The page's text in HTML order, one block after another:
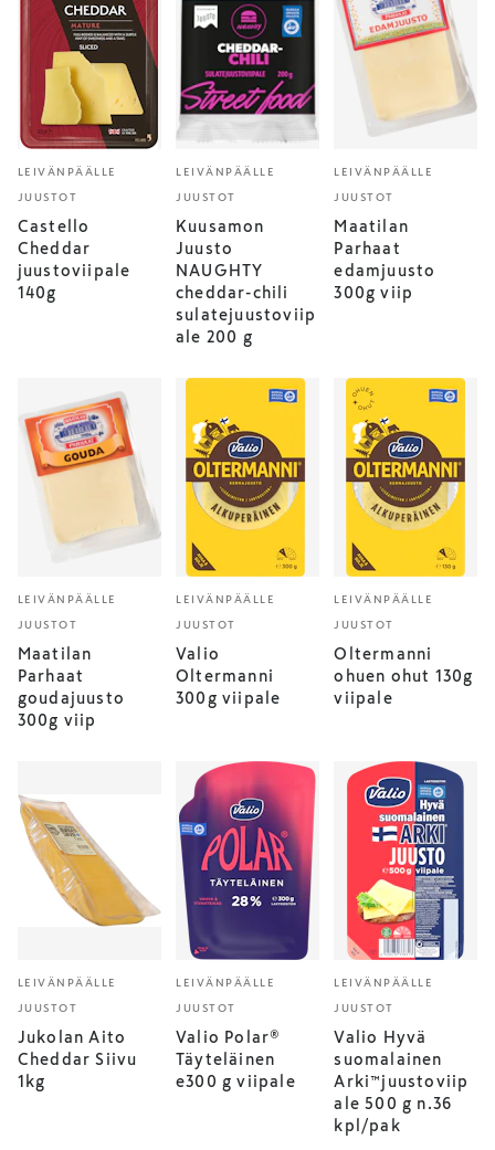
LEIVÄNPÄÄLLE
JUUSTOT
Castello
Cheddar
juustoviipale
140g
LEIVÄNPÄÄLLE
JUUSTOT
Kuusamon
Juusto
NAUGHTY
cheddar-chili
sulatejuustoviip
ale 200 g
LEIVÄNPÄÄLLE
JUUSTOT
Maatilan
Parhaat
edamjuusto
300g viip
LEIVÄNPÄÄLLE
JUUSTOT
Maatilan
Parhaat
goudajuusto
300g viip
LEIVÄNPÄÄLLE
JUUSTOT
Valio
Oltermanni
300g viipale
LEIVÄNPÄÄLLE
JUUSTOT
Oltermanni
ohuen ohut 130g
viipale
LEIVÄNPÄÄLLE
JUUSTOT
Jukolan Aito
Cheddar Siivu
1kg
LEIVÄNPÄÄLLE
JUUSTOT
Valio Polar®
Täyteläinen
e300 g viipale
LEIVÄNPÄÄLLE
JUUSTOT
Valio Hyvä
suomalainen
Arki™juustoviip
ale 500 g n.36
kpl/pak